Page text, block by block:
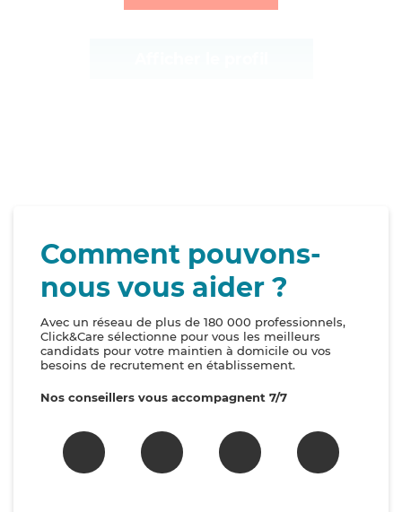
Comment pouvons-
nous vous aider ?
Avec un réseau de plus de 180 000 professionnels,
Click&Care sélectionne pour vous les meilleurs
candidats pour votre maintien à domicile ou vos
besoins de recrutement en établissement.
Nos conseillers vous accompagnent 7/7